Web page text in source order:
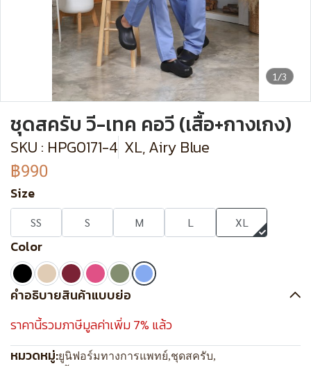
1/3
ชุดสครับ วี-เทค คอวี (เสื้อ+กางเกง)
SKU : HPG0171-4 XL, Airy Blue
฿990
Size
SS S M L XL
Color
คำอธิบายสินค้าแบบย่อ
ราคานี้รวมภาษีมูลค่าเพิ่ม 7% แล้ว
หมวดหมู่:ยูนิฟอร์มทางการแพทย์,ชุดสครับ,